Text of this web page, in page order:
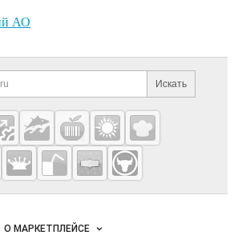
АО
информация
Поиск по сайту и
Искать
полезные проекты
и контакты
О МАРКЕТПЛЕЙСЕ